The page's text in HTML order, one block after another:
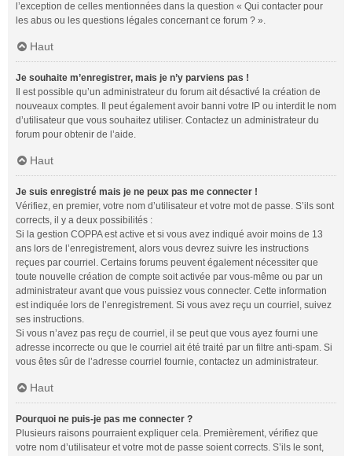
l’exception de celles mentionnées dans la question « Qui contacter pour
les abus ou les questions légales concernant ce forum ? ».
Haut
Je souhaite m’enregistrer, mais je n’y parviens pas !
Il est possible qu’un administrateur du forum ait désactivé la création de
nouveaux comptes. Il peut également avoir banni votre IP ou interdit le nom
d’utilisateur que vous souhaitez utiliser. Contactez un administrateur du
forum pour obtenir de l’aide.
Haut
Je suis enregistré mais je ne peux pas me connecter !
Vérifiez, en premier, votre nom d’utilisateur et votre mot de passe. S’ils sont
corrects, il y a deux possibilités :
Si la gestion COPPA est active et si vous avez indiqué avoir moins de 13
ans lors de l’enregistrement, alors vous devrez suivre les instructions
reçues par courriel. Certains forums peuvent également nécessiter que
toute nouvelle création de compte soit activée par vous-même ou par un
administrateur avant que vous puissiez vous connecter. Cette information
est indiquée lors de l’enregistrement. Si vous avez reçu un courriel, suivez
ses instructions.
Si vous n’avez pas reçu de courriel, il se peut que vous ayez fourni une
adresse incorrecte ou que le courriel ait été traité par un filtre anti-spam. Si
vous êtes sûr de l’adresse courriel fournie, contactez un administrateur.
Haut
Pourquoi ne puis-je pas me connecter ?
Plusieurs raisons pourraient expliquer cela. Premièrement, vérifiez que
votre nom d’utilisateur et votre mot de passe soient corrects. S’ils le sont,